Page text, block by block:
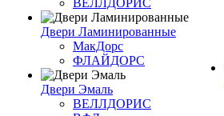
ВЕЛЛДОРИС
Двери Ламинированные
МакДорс
ФЛАЙДОРС
Двери Эмаль
ВЕЛЛДОРИС